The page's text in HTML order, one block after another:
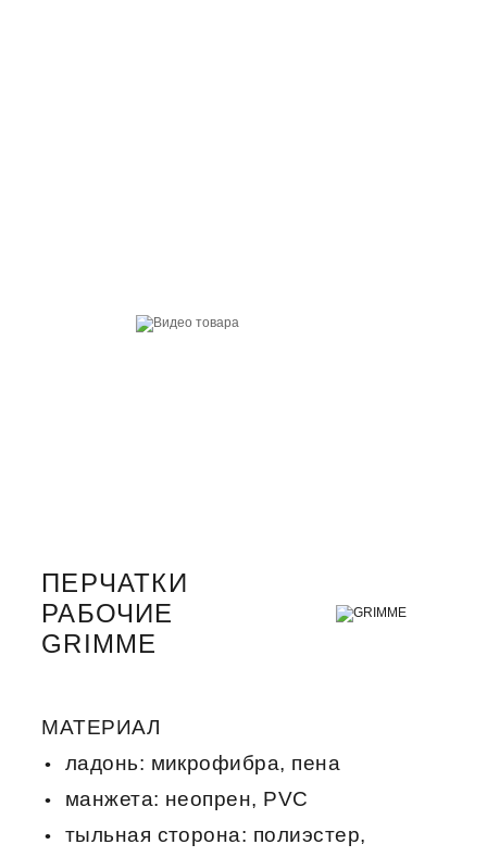
ПЕРЧАТКИ
РАБОЧИЕ
GRIMME
МАТЕРИАЛ
ладонь: микрофибра, пена
манжета: неопрен, PVC
тыльная сторона: полиэстер,